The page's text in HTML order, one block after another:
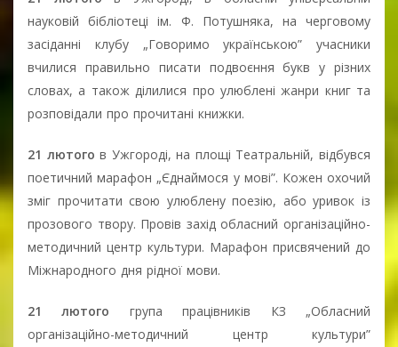
науковій бібліотеці ім. Ф. Потушняка, на черговому
засіданні клубу „Говоримо українською” учасники
вчилися правильно писати подвоєння букв у різних
словах, а також ділилися про улюблені жанри книг та
розповідали про прочитані книжки.
21 лютого в Ужгороді, на площі Театральній, відбувся
поетичний марафон „Єднаймося у мові”. Кожен охочий
зміг прочитати свою улюблену поезію, або уривок із
прозового твору. Провів захід обласний організаційно-
методичний центр культури. Марафон присвячений до
Міжнародного дня рідної мови.
21 лютого група працівників КЗ „Обласний
організаційно-методичний центр культури”